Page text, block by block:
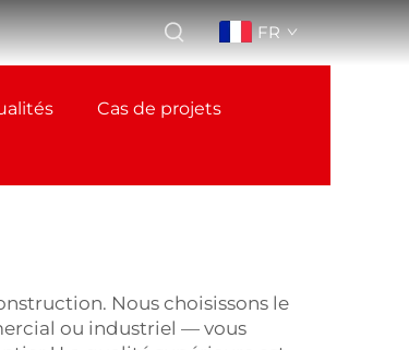
FR
Cas de projets
Nous choisissons le
ou industriel — vous